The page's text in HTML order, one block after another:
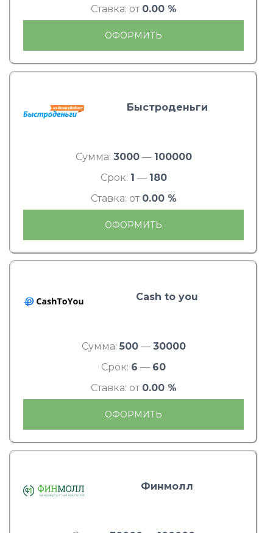
Ставка: от 0.00 %
ОФОРМИТЬ
Быстроденьги
Сумма: 3000— 100000
Срок: 1 — 180
Ставка: от 0.00 %
ОФОРМИТЬ
Cash to you
Сумма: 500— 30000
Срок: 6 — 60
Ставка: от 0.00 %
ОФОРМИТЬ
Финмолл